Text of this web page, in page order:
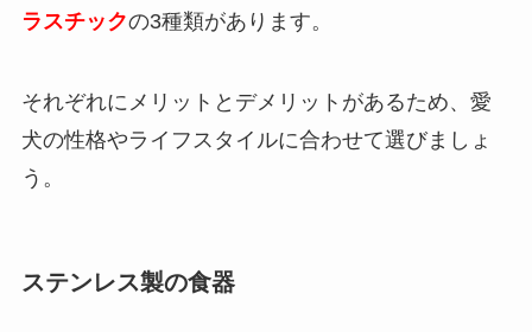
ラスチックの3種類があります。
それぞれにメリットとデメリットがあるため、愛
犬の性格やライフスタイルに合わせて選びましょ
う。
ステンレス製の食器